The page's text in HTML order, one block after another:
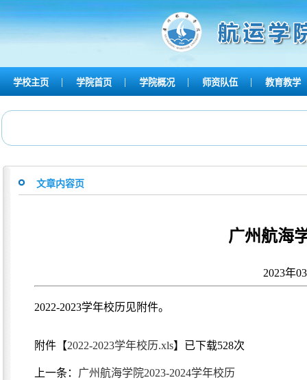
学校主页 | 学院首页 | 学院概况 | 师资队伍 | 教育教学
文章内容页
广州航海
2023年
2022-2023学年校历见附件。
附件【2022-2023学年校历.xls】已下载528次
上一条： 广州航海学院2023-2024学年校历